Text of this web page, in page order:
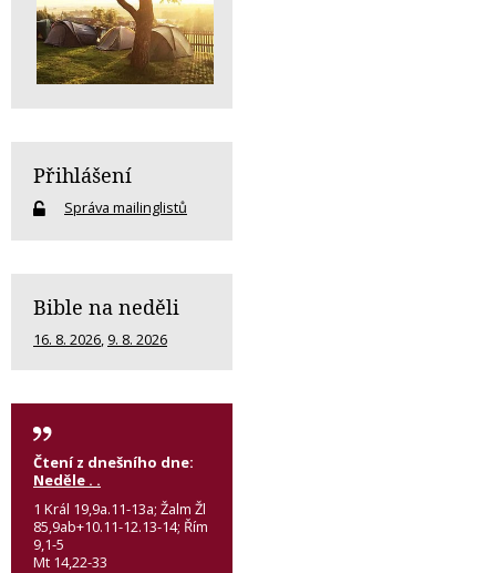
Přihlášení
Správa mailinglistů
Bible na neděli
16. 8. 2026, 9. 8. 2026
Čtení z dnešního dne:
Neděle . .
1 Král 19,9a.11-13a; Žalm Žl
85,9ab+10.11-12.13-14; Řím
9,1-5
Mt 14,22-33